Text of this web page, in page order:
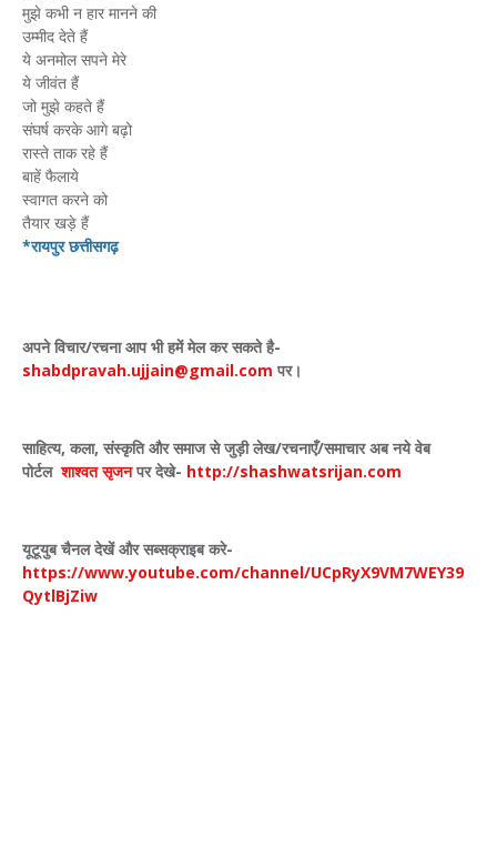
मुझे कभी न हार मानने की
उम्मीद देते हैं
ये अनमोल सपने मेरे
ये जीवंत हैं
जो मुझे कहते हैं
संघर्ष करके आगे बढ़ो
रास्ते ताक रहे हैं
बाहें फैलाये
स्वागत करने को
तैयार खड़े हैं
*रायपुर छत्तीसगढ़
अपने विचार/रचना आप भी हमें मेल कर सकते है-
shabdpravah.ujjain@gmail.com पर।
साहित्य, कला, संस्कृति और समाज से जुड़ी लेख/रचनाएँ/समाचार अब नये वेब
पोर्टल शाश्वत सृजन पर देखे- http://shashwatsrijan.com
यूटूयुब चैनल देखें और सब्सक्राइब करे-
https://www.youtube.com/channel/UCpRyX9VM7WEY39
QytlBjZiw